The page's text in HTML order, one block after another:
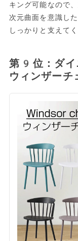
キング可能なので
次元曲面を意識し
しっかりと支えてく
第9位：ダ
ウィンザー